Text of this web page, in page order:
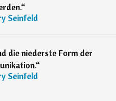
“
Seinfeld
die niederste Form der
“
Seinfeld